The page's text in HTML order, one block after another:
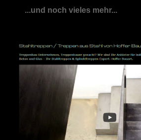
...und noch vieles mehr...